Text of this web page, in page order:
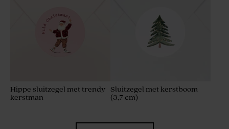
Hippe sluitzegel met trendy
kerstman
Sluitzegel met kerstboom
(3,7 cm)